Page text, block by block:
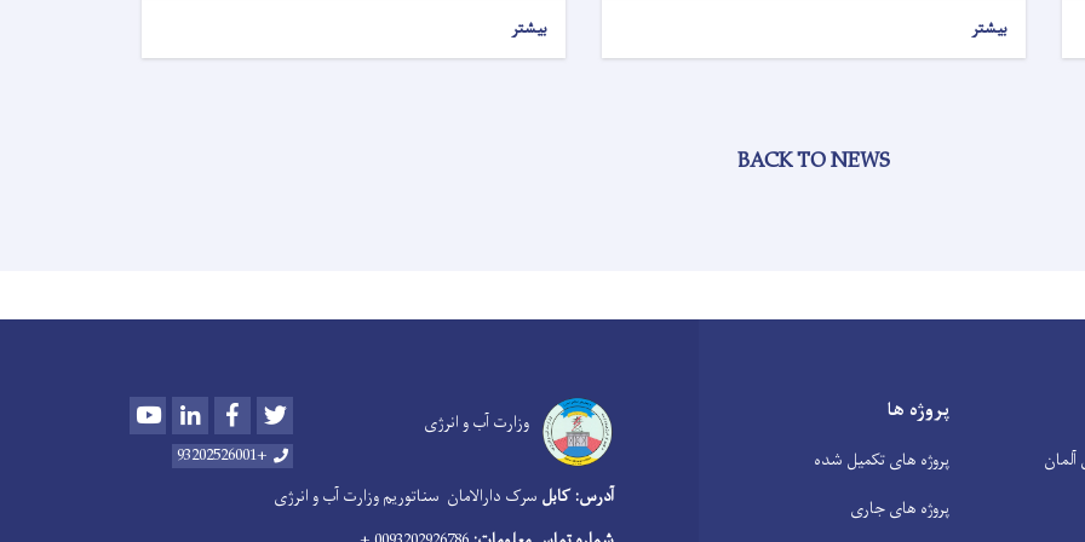
بیشتر بیشتر
BACK TO NEWS
پروژه ها
پروژه های تکمیل شده
پروژه های جاری
وزارت آب و انرژی YoutubeLinkedInFacebook
+93202526001
آدرس: کابل سرک دارالامان سناتوریم وزارت آب و انرژی